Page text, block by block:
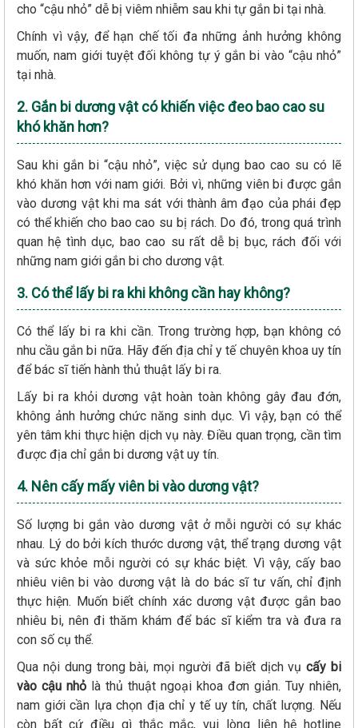
cho “cậu nhỏ” dễ bị viêm nhiễm sau khi tự gắn bi tại nhà.
Chính vì vậy, để hạn chế tối đa những ảnh hưởng không
muốn, nam giới tuyệt đối không tự ý gắn bi vào “cậu nhỏ”
tại nhà.
2. Gắn bi dương vật có khiến việc đeo bao cao su
khó khăn hơn?
Sau khi gắn bi “cậu nhỏ”, việc sử dụng bao cao su có lẽ
khó khăn hơn với nam giới. Bởi vì, những viên bi được gắn
vào dương vật khi ma sát với thành âm đạo của phái đẹp
có thể khiến cho bao cao su bị rách. Do đó, trong quá trình
quan hệ tình dục, bao cao su rất dễ bị bục, rách đối với
những nam giới gắn bi cho dương vật.
3. Có thể lấy bi ra khi không cần hay không?
Có thể lấy bi ra khi cần. Trong trường hợp, bạn không có
nhu cầu gắn bi nữa. Hãy đến địa chỉ y tế chuyên khoa uy tín
để bác sĩ tiến hành thủ thuật lấy bi ra.
Lấy bi ra khỏi dương vật hoàn toàn không gây đau đớn,
không ảnh hưởng chức năng sinh dục. Vì vậy, bạn có thể
yên tâm khi thực hiện dịch vụ này. Điều quan trọng, cần tìm
được địa chỉ gắn bi dương vật uy tín.
4. Nên cấy mấy viên bi vào dương vật?
Số lượng bi gắn vào dương vật ở mỗi người có sự khác
nhau. Lý do bởi kích thước dương vật, thể trạng dương vật
và sức khỏe mỗi người có sự khác biệt. Vì vậy, cấy bao
nhiêu viên bi vào dương vật là do bác sĩ tư vấn, chỉ định
thực hiện. Muốn biết chính xác dương vật được gắn bao
nhiêu bi, nên đi thăm khám để bác sĩ kiểm tra và đưa ra
con số cụ thể.
Qua nội dung trong bài, mọi người đã biết dịch vụcấy bi
vào cậu nhỏ là thủ thuật ngoại khoa đơn giản. Tuy nhiên,
nam giới cần lựa chọn địa chỉ y tế uy tín, chất lượng. Nếu
còn bất cứ điều gì thắc mắc, vui lòng liên hệ hotline